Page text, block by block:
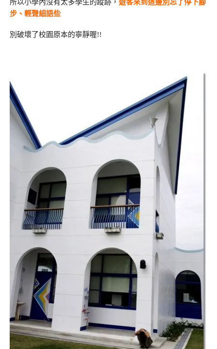
所以小學內沒有太多學生的蹤跡， 遊客來到這邊別忘了停下腳
步、輕聲細語些
別破壞了校園原本的寧靜喔!!